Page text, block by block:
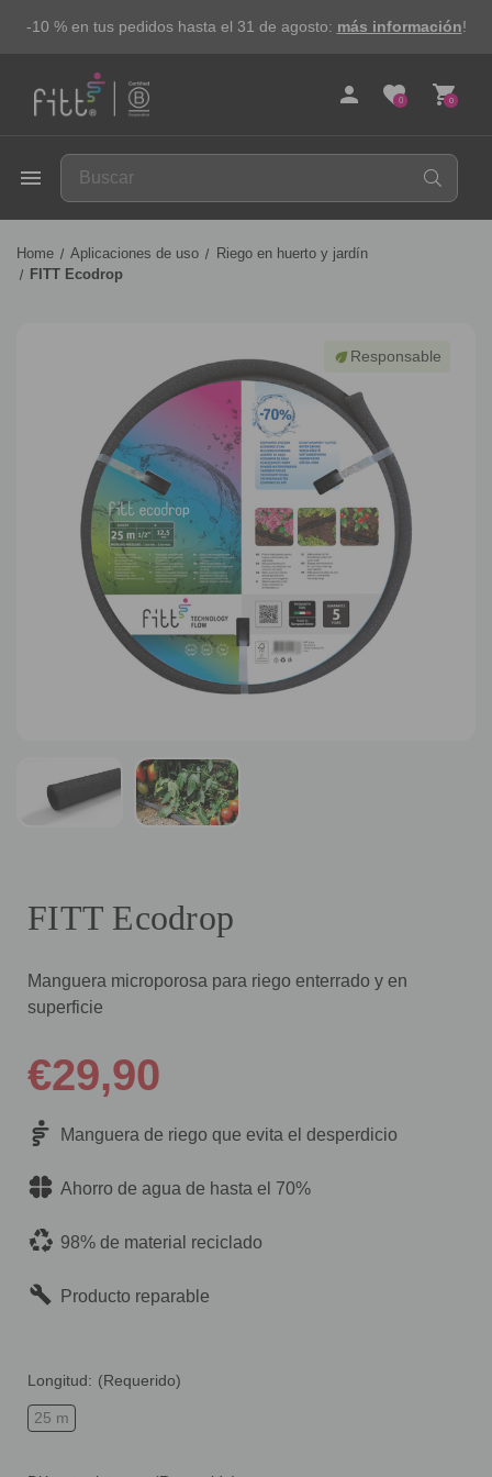
-10 % en tus pedidos hasta el 31 de agosto: más información!
person 0
favorite 0
shopping_cart
menu
Home Aplicaciones de uso
Riego en huerto y jardín
FITT Ecodrop
ecoResponsable
FITT Ecodrop
Manguera microporosa para riego enterrado y en
superficie
€29,90
Manguera de riego que evita el desperdicio
Ahorro de agua de hasta el 70%
98% de material reciclado
Producto reparable
Longitud: (Requerido)
25 m